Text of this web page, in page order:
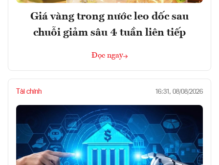
Giá vàng trong nước leo dốc sau
chuỗi giảm sâu 4 tuần liên tiếp
Đọc ngay
Tài chính 16:31, 08/08/2026